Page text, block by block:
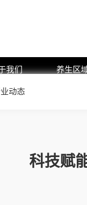
我们
简介
养生区
嘉定区
动态
科技赋